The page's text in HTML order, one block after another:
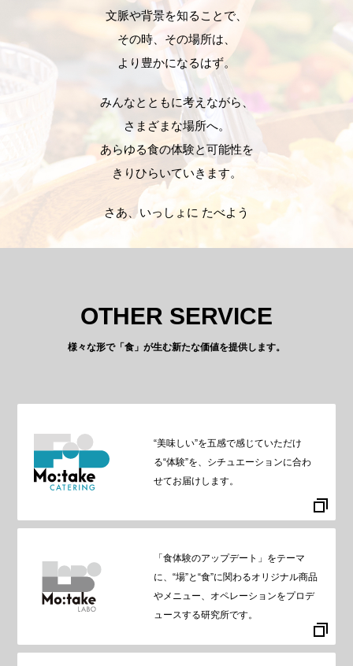
文脈や背景を知ることで、
その時、その場所は、
より豊かになるはず。
みんなとともに考えながら、
さまざまな場所へ。
あらゆる食の体験と可能性を
きりひらいていきます。
さあ、いっしょに たべよう
OTHER SERVICE
様々な形で「食」が生む新たな価値を提供します。
“美味しい”を五感で感じていただけ
る“体験”を、シチュエーションに合わ
せてお届けします。
「食体験のアップデート」をテーマ
に、“場”と“食”に関わるオリジナル商品
やメニュー、オペレーションをプロデ
ュースする研究所です。